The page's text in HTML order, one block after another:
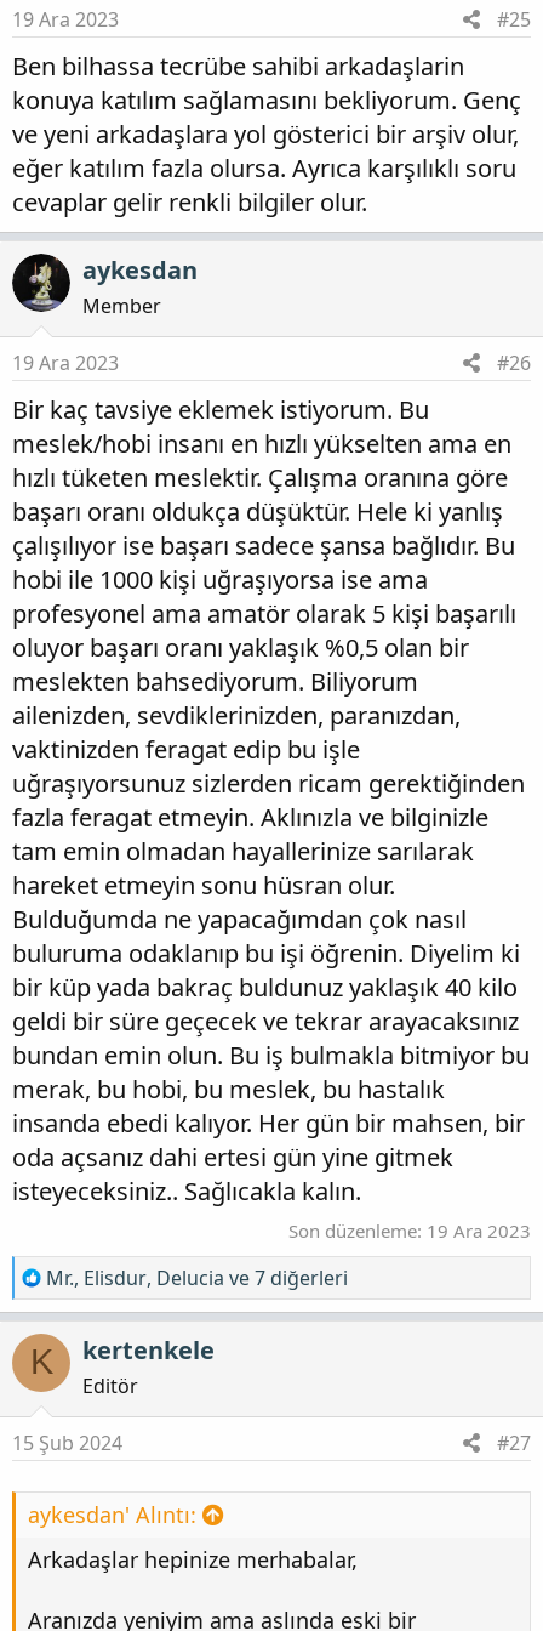
a
n
h
i
19 Ara 2023 #25
Ben bilhassa tecrübe sahibi arkadaşlarin
konuya katılım sağlamasını bekliyorum. Genç
ve yeni arkadaşlara yol gösterici bir arşiv olur,
eğer katılım fazla olursa. Ayrıca karşılıklı soru
cevaplar gelir renkli bilgiler olur.
aykesdan
Member
19 Ara 2023 #26
Bir kaç tavsiye eklemek istiyorum. Bu
meslek/hobi insanı en hızlı yükselten ama en
hızlı tüketen meslektir. Çalışma oranına göre
başarı oranı oldukça düşüktür. Hele ki yanlış
çalışılıyor ise başarı sadece şansa bağlıdır. Bu
hobi ile 1000 kişi uğraşıyorsa ise ama
profesyonel ama amatör olarak 5 kişi başarılı
oluyor başarı oranı yaklaşık %0,5 olan bir
meslekten bahsediyorum. Biliyorum
ailenizden, sevdiklerinizden, paranızdan,
vaktinizden feragat edip bu işle
uğraşıyorsunuz sizlerden ricam gerektiğinden
fazla feragat etmeyin. Aklınızla ve bilginizle
tam emin olmadan hayallerinize sarılarak
hareket etmeyin sonu hüsran olur.
Bulduğumda ne yapacağımdan çok nasıl
buluruma odaklanıp bu işi öğrenin. Diyelim ki
bir küp yada bakraç buldunuz yaklaşık 40 kilo
geldi bir süre geçecek ve tekrar arayacaksınız
bundan emin olun. Bu iş bulmakla bitmiyor bu
merak, bu hobi, bu meslek, bu hastalık
insanda ebedi kalıyor. Her gün bir mahsen, bir
oda açsanız dahi ertesi gün yine gitmek
isteyeceksiniz.. Sağlıcakla kalın.
Son düzenleme: 19 Ara 2023
T
e
p
k
l
e
r
:
Mr., Elisdur, Delucia ve 7 diğerleri
K kertenkele
Editör
15 Şub 2024 #27
aykesdan' Alıntı:
Arkadaşlar hepinize merhabalar,
Aranızda yeniyim ama aslında eski bir